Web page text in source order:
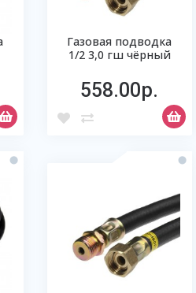
Газовая подводка
1/2 3,0 гш чёрный
558.00р.